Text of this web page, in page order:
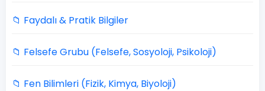
📁 Faydalı & Pratik Bilgiler
📁 Felsefe Grubu (Felsefe, Sosyoloji, Psikoloji)
📁 Fen Bilimleri (Fizik, Kimya, Biyoloji)